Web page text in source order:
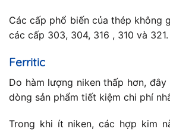
Các cấp phổ biến của thép không
các cấp 303, 304, 316 , 310 và 321.
Ferritic
Do hàm lượng niken thấp hơn,
dòng sản phẩm tiết kiệm chi phí
Trong khi ít niken, các hợp kim